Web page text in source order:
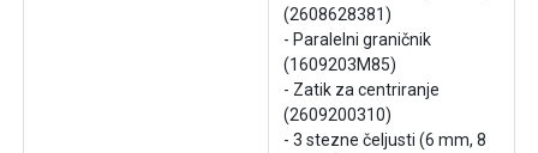
(2608628381)
- Paralelni graničnik
(1609203M85)
- Zatik za centriranje
(2609200310)
- 3 stezne čeljusti (6 mm, 8